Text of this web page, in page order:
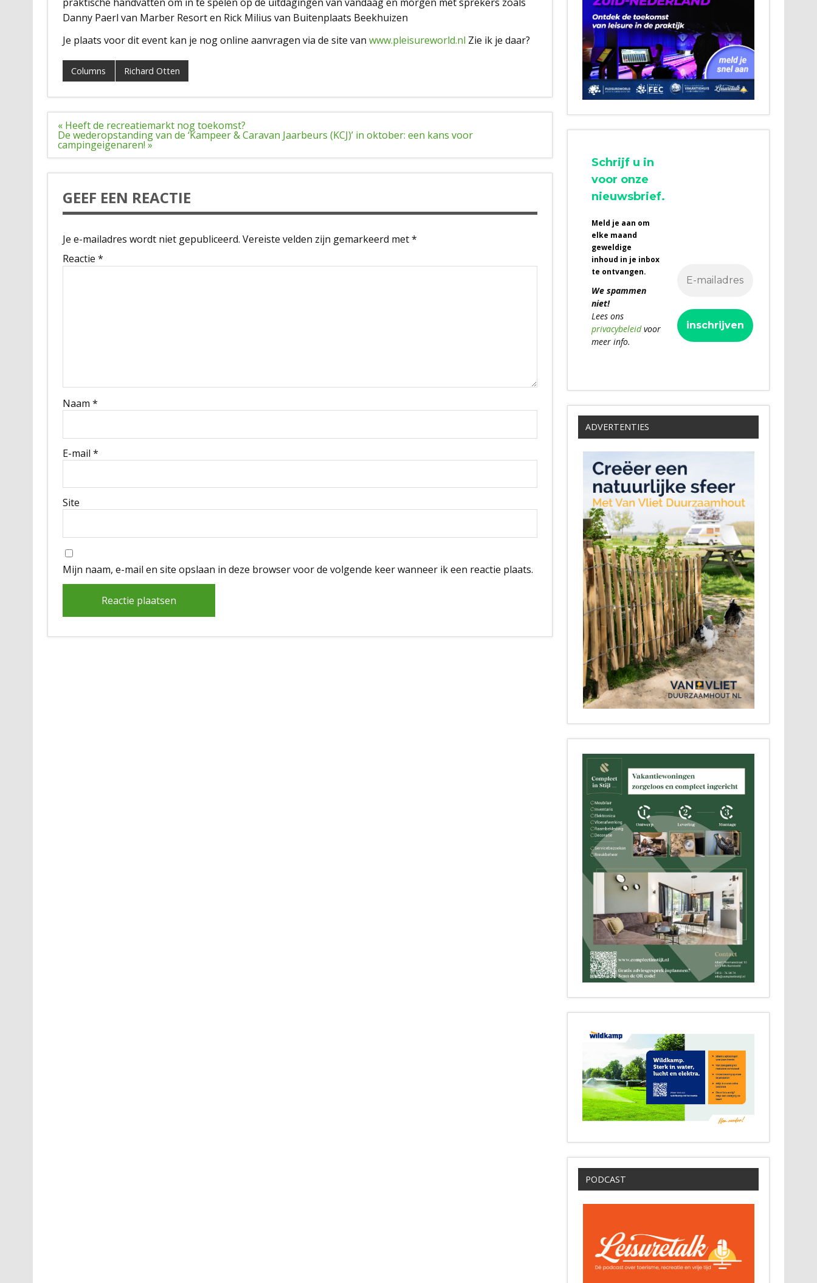
Danny Paerl van Marber Resort en Rick Milius van Buitenplaats Beekhuizen
Je plaats voor dit event kan je nog online aanvragen via de site van www.pleisureworld.nl Zie ik je daar?
Columns Richard Otten
Bericht
navigatie
« Heeft de recreatiemarkt nog toekomst?
De wederopstanding van de ‘Kampeer & Caravan Jaarbeurs (KCJ)’ in oktober: een kans voor
campingeigenaren! »
GEEF EEN REACTIE
Je e-mailadres wordt niet gepubliceerd. Vereiste velden zijn gemarkeerd met*
Reactie *
Naam *
E-mail *
Site
Mijn naam, e-mail en site opslaan in deze browser voor de volgende keer wanneer ik een reactie plaats.
Alternative:
Schrijf u in
voor onze
nieuwsbrief.
Meld je aan om
elke maand
geweldige
inhoud in je inbox
te ontvangen.
We spammen
niet!
Lees ons
privacybeleidvoor
meer info.
ADVERTENTIES
PODCAST